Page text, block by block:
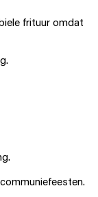
frituur omdat